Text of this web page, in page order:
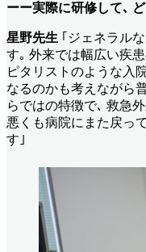
ーー実際に研修して､
星野先生 ｢ジェネラル
す｡ 外来では幅広い疾
ピタリストのような入
なるのかも考えながら
らではの特徴で､ 救急
悪くも病院にまた戻っ
す｣